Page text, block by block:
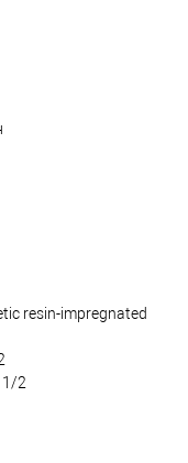
resin-impregnated
2